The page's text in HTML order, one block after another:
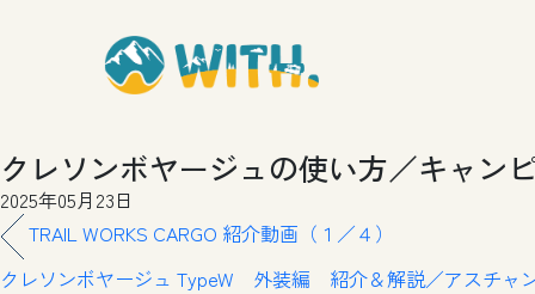
クレソンボヤージュの使い方／キャン
2025年05月23日
TRAIL WORKS CARGO 紹介動画（１／４）
クレソンボヤージュ TypeW 外装編 紹介＆解説／アスチャ